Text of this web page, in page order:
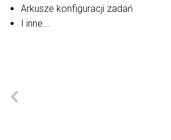
Arkusze konfiguracji zadań
I inne...